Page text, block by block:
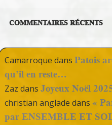
COMMENTAIRES RÉCENTS
Camarroque dansPatois
qu’il en reste…
Zaz dansJoyeux Noël
christian anglade dans «
par ENSEMBLE ET